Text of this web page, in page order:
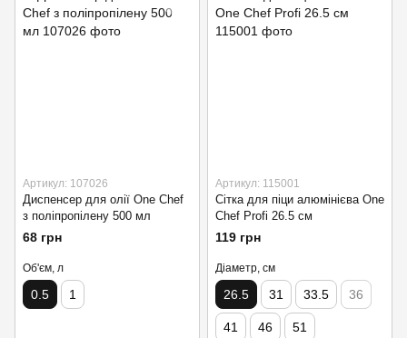
Артикул: 107026
Диспенсер для олії One Chef
з поліпропілену 500 мл
68 грн
Об'єм, л
0.5 1
Артикул: 115001
Сітка для піци алюмінієва One
Chef Profi 26.5 см
119 грн
Діаметр, см
26.5 31 33.5 36
41 46 51